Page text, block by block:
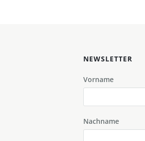
NEWSLETTER
Vorname
Nachname